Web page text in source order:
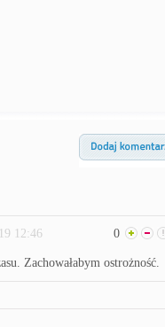
12:46 0
Zachowałabym ostrożność.